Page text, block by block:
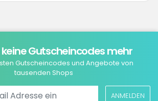
Gutscheincodes mehr
Gutscheincodes und Angebote von
tausenden Shops
ANMELDEN